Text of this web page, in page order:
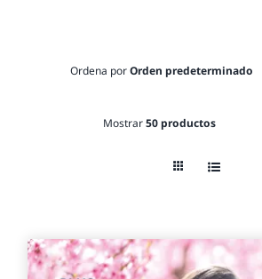
Fertilidad y embarazo
Salud sexual
Bienestar
Ordena porOrden predeterminado
Mostrar50 productos